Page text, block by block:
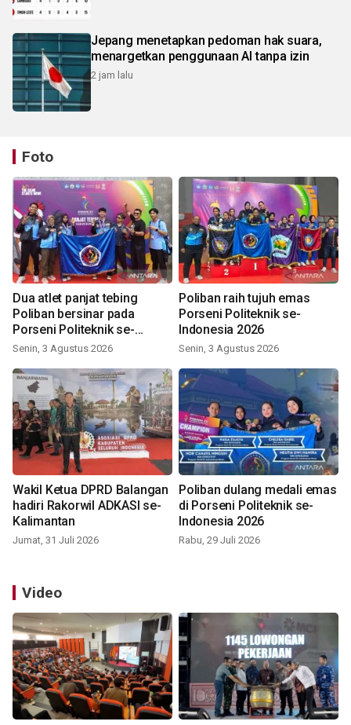
Jepang menetapkan pedoman hak suara,
menargetkan penggunaan AI tanpa izin
2 jam lalu
Foto
Dua atlet panjat tebing
Poliban bersinar pada
Porseni Politeknik se-
Indonesia 2026
Senin, 3 Agustus 2026
Poliban raih tujuh emas
Porseni Politeknik se-
Indonesia 2026
Senin, 3 Agustus 2026
Wakil Ketua DPRD Balangan
hadiri Rakorwil ADKASI se-
Kalimantan
Jumat, 31 Juli 2026
Poliban dulang medali emas
di Porseni Politeknik se-
Indonesia 2026
Rabu, 29 Juli 2026
Video